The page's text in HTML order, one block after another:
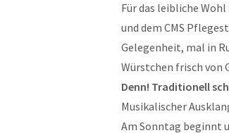
Für das leibliche
und dem CMS
Gelegenheit, mal in
Würstchen frisch von
Denn! Traditionell
Musikalischer
Am Sonntag beginnt